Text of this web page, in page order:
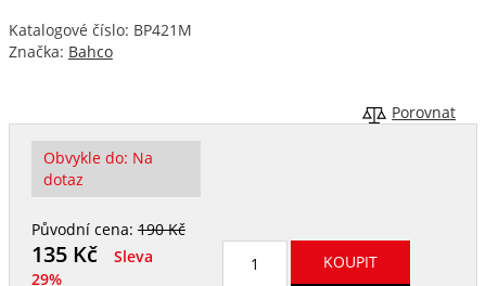
Katalogové číslo: BP421M
Značka: Bahco
Porovnat
Obvykle do: Na
dotaz
Původní cena:190 Kč
135Kč
Sleva
29%